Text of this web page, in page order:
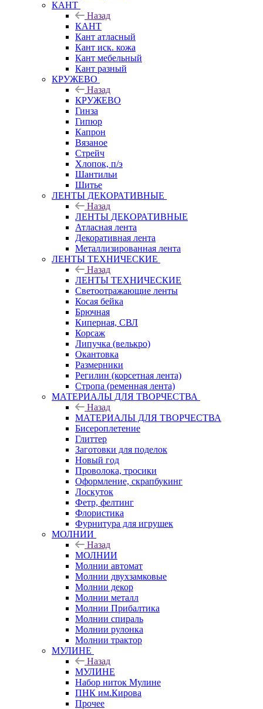
КАНТ
Назад
КАНТ
Кант атласный
Кант иск. кожа
Кант мебельный
Кант разный
КРУЖЕВО
Назад
КРУЖЕВО
Гинза
Гипюр
Капрон
Вязаное
Стрейч
Хлопок, п/э
Шантильи
Шитье
ЛЕНТЫ ДЕКОРАТИВНЫЕ
Назад
ЛЕНТЫ ДЕКОРАТИВНЫЕ
Атласная лента
Декоративная лента
Металлизированная лента
ЛЕНТЫ ТЕХНИЧЕСКИЕ
Назад
ЛЕНТЫ ТЕХНИЧЕСКИЕ
Светоотражающие ленты
Косая бейка
Брючная
Киперная, СВЛ
Корсаж
Липучка (велькро)
Окантовка
Размерники
Регилин (корсетная лента)
Стропа (ременная лента)
МАТЕРИАЛЫ ДЛЯ ТВОРЧЕСТВА
Назад
МАТЕРИАЛЫ ДЛЯ ТВОРЧЕСТВА
Бисероплетение
Глиттер
Заготовки для поделок
Новый год
Проволока, тросики
Оформление, скрапбукинг
Лоскуток
Фетр, фелтинг
Флористика
Фурнитура для игрушек
МОЛНИИ
Назад
МОЛНИИ
Молнии автомат
Молнии двухзамковые
Молнии декор
Молнии металл
Молнии Прибалтика
Молнии спираль
Молнии рулонка
Молнии трактор
МУЛИНЕ
Назад
МУЛИНЕ
Набор ниток Мулине
ПНК им.Кирова
Прочее